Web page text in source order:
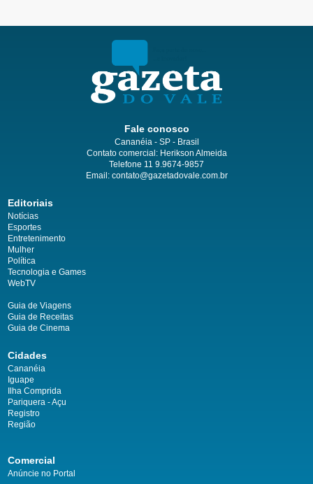
Fale conosco
Cananéia - SP - Brasil
Contato comercial: Herikson Almeida
Telefone 11 9.9674-9857
Email: contato@gazetadovale.com.br
Editoriais
Notícias
Esportes
Entretenimento
Mulher
Política
Tecnologia e Games
WebTV
Guia de Viagens
Guia de Receitas
Guia de Cinema
Cidades
Cananéia
Iguape
Ilha Comprida
Pariquera - Açu
Registro
Região
Comercial
Anúncie no Portal